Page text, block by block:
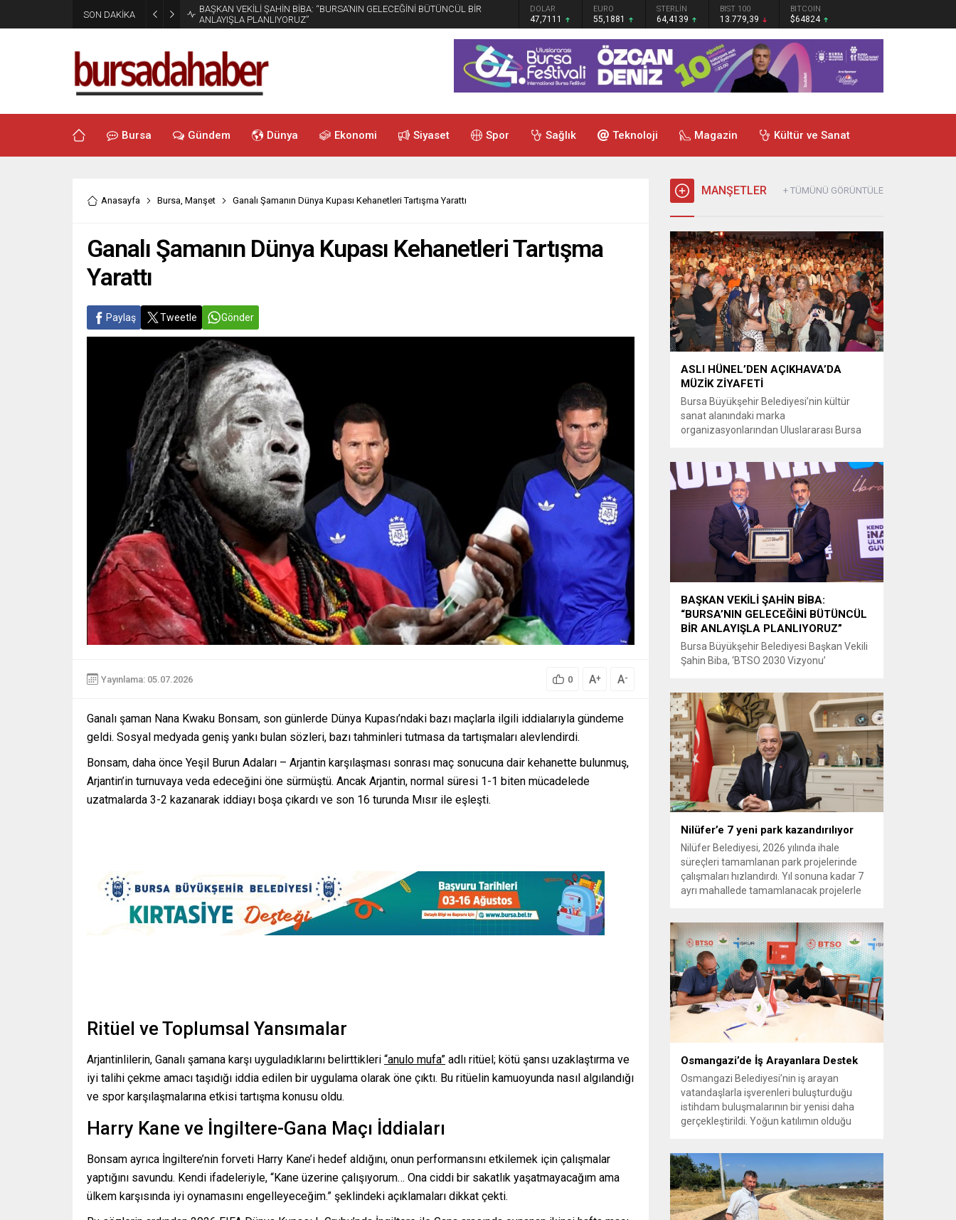
SON DAKİKA
BAŞKAN VEKİLİ ŞAHİN BİBA: “BURSA’NIN GELECEĞİNİ BÜTÜNCÜL BİR
ANLAYIŞLA PLANLIYORUZ”
GRAM ALTIN DOLAR
47,7111
EURO
55,1881
STERLİN
64,4139
BIST 100
13.779,39
BITCOIN
$64824
Bursa Gündem Dünya Ekonomi Siyaset Spor Sağlık Teknoloji Magazin Kültür ve Sanat
Anasayfa Bursa, Manşet Ganalı Şamanın Dünya Kupası Kehanetleri Tartışma Yarattı
Ganalı Şamanın Dünya Kupası Kehanetleri Tartışma
Yarattı
Paylaş Tweetle Gönder
Yayınlama: 05.07.2026 0 A+ A-
Ganalı şaman Nana Kwaku Bonsam, son günlerde Dünya Kupası’ndaki bazı maçlarla ilgili iddialarıyla gündeme
geldi. Sosyal medyada geniş yankı bulan sözleri, bazı tahminleri tutmasa da tartışmaları alevlendirdi.
Bonsam, daha önce Yeşil Burun Adaları – Arjantin karşılaşması sonrası maç sonucuna dair kehanette bulunmuş,
Arjantin’in turnuvaya veda edeceğini öne sürmüştü. Ancak Arjantin, normal süresi 1-1 biten mücadelede
uzatmalarda 3-2 kazanarak iddiayı boşa çıkardı ve son 16 turunda Mısır ile eşleşti.
Ritüel ve Toplumsal Yansımalar
Arjantinlilerin, Ganalı şamana karşı uyguladıklarını belirttikleri “anulo mufa” adlı ritüel; kötü şansı uzaklaştırma ve
iyi talihi çekme amacı taşıdığı iddia edilen bir uygulama olarak öne çıktı. Bu ritüelin kamuoyunda nasıl algılandığı
ve spor karşılaşmalarına etkisi tartışma konusu oldu.
Harry Kane ve İngiltere-Gana Maçı İddiaları
Bonsam ayrıca İngiltere’nin forveti Harry Kane’i hedef aldığını, onun performansını etkilemek için çalışmalar
yaptığını savundu. Kendi ifadeleriyle, “Kane üzerine çalışıyorum… Ona ciddi bir sakatlık yaşatmayacağım ama
ülkem karşısında iyi oynamasını engelleyeceğim.” şeklindeki açıklamaları dikkat çekti.
MANŞETLER + TÜMÜNÜ GÖRÜNTÜLE
ASLI HÜNEL’DEN AÇIKHAVA’DA
MÜZİK ZİYAFETİ
Bursa Büyükşehir Belediyesi’nin kültür
sanat alanındaki marka
organizasyonlarından Uluslararası Bursa
Büyükşehir Belediyesi adına Bursa Kültür
Sanat ve Turizm Vakfı (BKSTV) tarafından
bu yıl 64’üncüsü düzenlenen Uluslararası
Bursa Festivali, sevilen sanatçı Aslı Hünel’i
müzikseverlerle buluşturdu. Uludağ İçecek
ana sponsorluğunda düzenlenen...
BAŞKAN VEKİLİ ŞAHİN BİBA:
“BURSA’NIN GELECEĞİNİ BÜTÜNCÜL
BİR ANLAYIŞLA PLANLIYORUZ”
Bursa Büyükşehir Belediyesi Başkan Vekili
Şahin Biba, ‘BTSO 2030 Vizyonu’
programında, “Bursa’mızın ulaşım ve
turizm master planlarını vatandaşlarımızın
konforunu ve güvenliğini esas alarak
hazırlıyoruz. Çevre düzeni planı
çalışmalarımızı da şehrimizin gelecek
yıllardaki gelişimini bütüncül bir anlayışla
yönlendirecek şekilde sürdürüyoruz. KOBİ
OSB de...
Nilüfer’e 7 yeni park kazandırılıyor
Nilüfer Belediyesi, 2026 yılında ihale
süreçleri tamamlanan park projelerinde
çalışmaları hızlandırdı. Yıl sonuna kadar 7
ayrı mahallede tamamlanacak projelerle
Belediyesi, ilçe genelinde kişi başına düşen
yeşil alan miktarını artırmak ve
vatandaşlara yeni yaşam alanları sunmak
amacıyla yürüttüğü park çalışmalarını
sürdürüyor....
Osmangazi’de İş Arayanlara Destek
Osmangazi Belediyesi’nin iş arayan
vatandaşlarla işverenleri buluşturduğu
istihdam buluşmalarının bir yenisi daha
gerçekleştirildi. Yoğun katılımın olduğu
değerlendirmelerin ardından iş sahibi oldu.
Osmangazi Belediyesi’nin, Bursa Ticaret
ve Sanayi Odası (BTSO) ve İŞKUR iş
birliğiyle yıl boyunca sürdürdüğü istihdam